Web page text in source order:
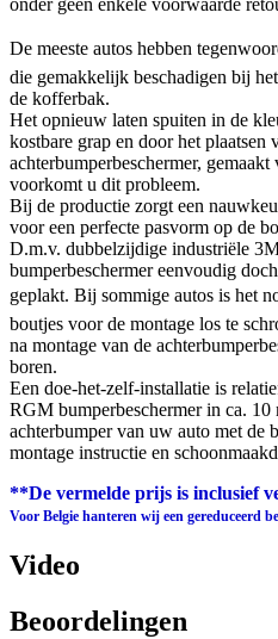
onder geen enkele voorwaarde
De meeste autos hebben
die gemakkelijk beschadigen bij
de kofferbak.
Het opnieuw laten spuiten in de
kostbare grap en door het plaatsen
achterbumperbeschermer,
voorkomt u dit probleem.
Bij de productie zorgt een
voor een perfecte pasvorm op de
D.m.v. dubbelzijdige industriële
bumperbeschermer eenvoudig
geplakt. Bij sommige autos is het
boutjes voor de montage los te
na montage van de
boren.
Een doe-het-zelf-installatie is
RGM bumperbeschermer in ca. 10
achterbumper van uw auto met de
montage instructie en
**De vermelde prijs is inclusief
Voor Belgie hanteren wij een gereduceerd
Video
Beoordelingen